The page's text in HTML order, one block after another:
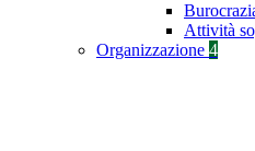
Attività
Organizzazione 4